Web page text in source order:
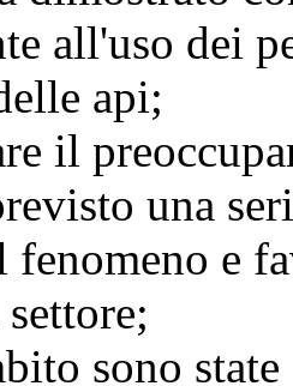
all'uso dei
api;
il
una
fenomeno e
sono